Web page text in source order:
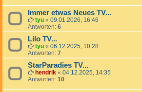
Immer etwas Neues TV...
tyu « 09.01.2026, 16:46
Antworten: 6
Lilo TV...
tyu « 06.12.2025, 10:28
Antworten: 7
StarParadies TV...
hendrik « 04.12.2025, 14:35
Antworten: 10